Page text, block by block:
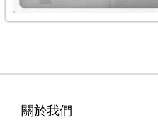
關於我們